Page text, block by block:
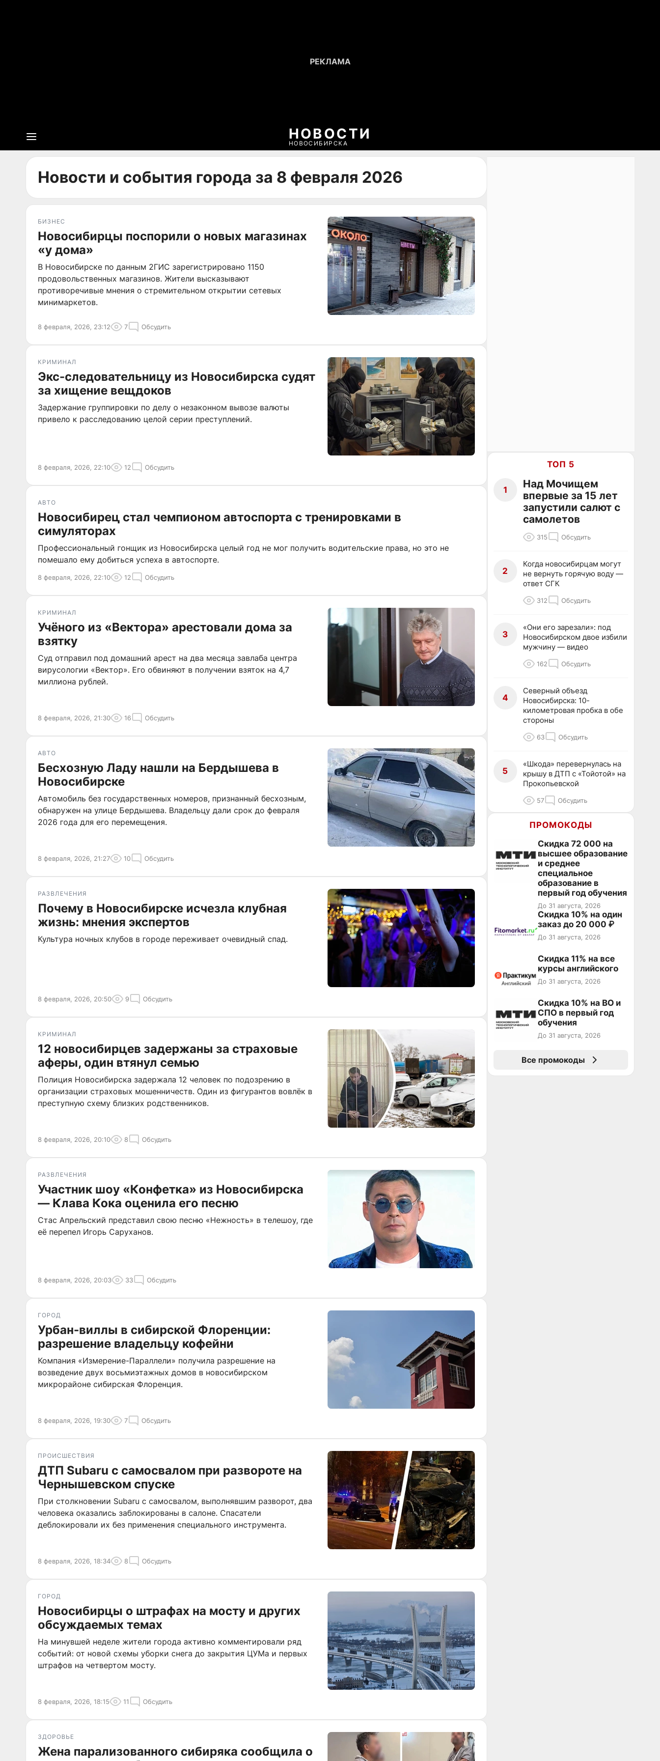
НОВОСТИ
НОВОСИБИРСКА
Новости и события города за 8 февраля 2026
БИЗНЕС
Новосибирцы поспорили о новых магазинах
«у дома»
В Новосибирске по данным 2ГИС зарегистрировано 1150
продовольственных магазинов. Жители высказывают
противоречивые мнения о стремительном открытии сетевых
минимаркетов.
8 февраля, 2026, 23:12 7 Обсудить
КРИМИНАЛ
Экс-следовательницу из Новосибирска судят
за хищение вещдоков
Задержание группировки по делу о незаконном вывозе валюты
привело к расследованию целой серии преступлений.
8 февраля, 2026, 22:10 12 Обсудить
АВТО
Новосибирец стал чемпионом автоспорта с тренировками в
симуляторах
Профессиональный гонщик из Новосибирска целый год не мог получить водительские права, но это не
помешало ему добиться успеха в автоспорте.
8 февраля, 2026, 22:10 12 Обсудить
КРИМИНАЛ
Учёного из «Вектора» арестовали дома за
взятку
Суд отправил под домашний арест на два месяца завлаба центра
вирусологии «Вектор». Его обвиняют в получении взяток на 4,7
миллиона рублей.
8 февраля, 2026, 21:30 16 Обсудить
АВТО
Бесхозную Ладу нашли на Бердышева в
Новосибирске
Автомобиль без государственных номеров, признанный бесхозным,
обнаружен на улице Бердышева. Владельцу дали срок до февраля
2026 года для его перемещения.
8 февраля, 2026, 21:27 10 Обсудить
РАЗВЛЕЧЕНИЯ
Почему в Новосибирске исчезла клубная
жизнь: мнения экспертов
Культура ночных клубов в городе переживает очевидный спад.
8 февраля, 2026, 20:50 9 Обсудить
КРИМИНАЛ
12 новосибирцев задержаны за страховые
аферы, один втянул семью
Полиция Новосибирска задержала 12 человек по подозрению в
организации страховых мошенничеств. Один из фигурантов вовлёк в
преступную схему близких родственников.
8 февраля, 2026, 20:10 8 Обсудить
РАЗВЛЕЧЕНИЯ
Участник шоу «Конфетка» из Новосибирска
— Клава Кока оценила его песню
Стас Апрельский представил свою песню «Нежность» в телешоу, где
её перепел Игорь Саруханов.
8 февраля, 2026, 20:03 33 Обсудить
ГОРОД
Урбан-виллы в сибирской Флоренции:
разрешение владельцу кофейни
Компания «Измерение-Параллели» получила разрешение на
возведение двух восьмиэтажных домов в новосибирском
микрорайоне сибирская Флоренция.
8 февраля, 2026, 19:30 7 Обсудить
ПРОИСШЕСТВИЯ
ДТП Subaru с самосвалом при развороте на
Чернышевском спуске
При столкновении Subaru с самосвалом, выполнявшим разворот, два
человека оказались заблокированы в салоне. Спасатели
деблокировали их без применения специального инструмента.
8 февраля, 2026, 18:34 8 Обсудить
ГОРОД
Новосибирцы о штрафах на мосту и других
обсуждаемых темах
На минувшей неделе жители города активно комментировали ряд
событий: от новой схемы уборки снега до закрытия ЦУМа и первых
штрафов на четвертом мосту.
8 февраля, 2026, 18:15 11 Обсудить
ЗДОРОВЬЕ
Жена парализованного сибиряка сообщила о
ТОП 5
1
Над Мочищем
впервые за 15 лет
запустили салют с
самолетов
315 Обсудить
2
Когда новосибирцам могут
не вернуть горячую воду —
ответ СГК
312 Обсудить
3
«Они его зарезали»: под
Новосибирском двое избили
мужчину — видео
162 Обсудить
4
Северный объезд
Новосибирска: 10-
километровая пробка в обе
стороны
63 Обсудить
5
«Шкода» перевернулась на
крышу в ДТП с «Тойотой» на
Прокопьевской
57 Обсудить
ПРОМОКОДЫ
Скидка 72 000 на
высшее образование
и среднее
специальное
образование в
первый год обучения
До 31 августа, 2026
Скидка 10% на один
заказ до 20 000 ₽
До 31 августа, 2026
Скидка 11% на все
курсы английского
До 31 августа, 2026
Скидка 10% на ВО и
СПО в первый год
обучения
До 31 августа, 2026
Все промокоды